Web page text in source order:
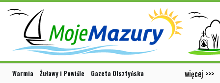
Warmia Żuławy i Powiśle Gazeta Olsztyńska więcej >>>